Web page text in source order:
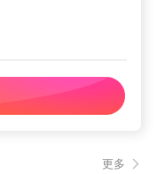
更多